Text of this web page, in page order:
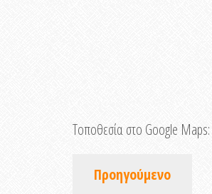
Τοποθεσία στο Google Maps:
Προηγούμενο